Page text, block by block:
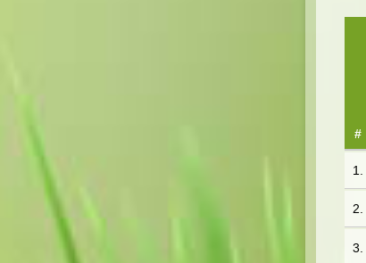
#
1.
2.
3.